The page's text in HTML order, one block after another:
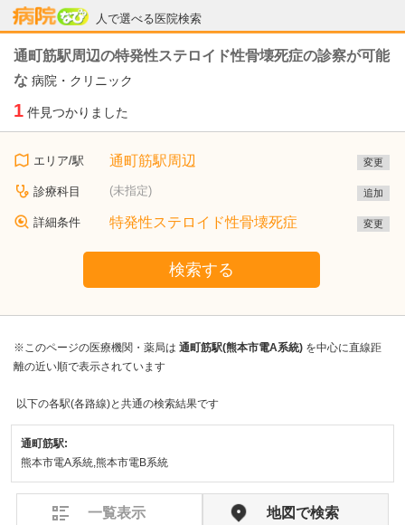
人で選べる医院検索
病院なび
通町筋駅周辺の特発性ステロイド性骨壊死症の診察が可能
な 病院・クリニック
1 件見つかりました
エリア/駅 通町筋駅周辺 変更
診療科目 (未指定) 追加
詳細条件 特発性ステロイド性骨壊死症 変更
検索する
※このページの医療機関・薬局は 通町筋駅(熊本市電A系統) を中心に直線距
離の近い順で表示されています
以下の各駅(各路線)と共通の検索結果です
通町筋駅:
熊本市電A系統,熊本市電B系統
一覧表示 地図で検索